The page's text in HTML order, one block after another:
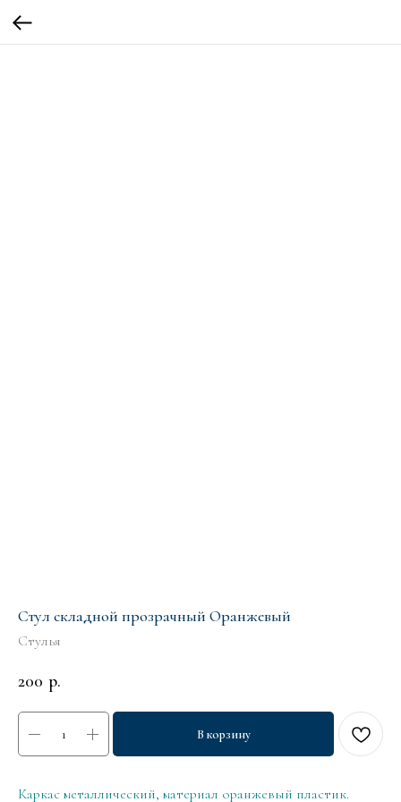
Стул складной прозрачный Оранжевый
Стулья
200 р.
В корзину
Каркас металлический, материал оранжевый пластик.